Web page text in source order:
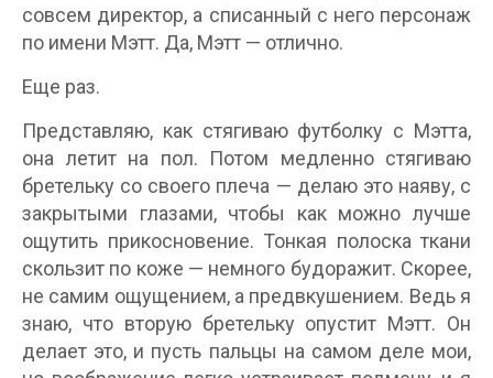
совсем директор, а списанный с него персонаж
по имени Мэтт. Да, Мэтт — отлично.
Еще раз.
Представляю, как стягиваю футболку с Мэтта,
она летит на пол. Потом медленно стягиваю
бретельку со своего плеча — делаю это наяву, с
закрытыми глазами, чтобы как можно лучше
ощутить прикосновение. Тонкая полоска ткани
скользит по коже — немного будоражит. Скорее,
не самим ощущением, а предвкушением. Ведь я
знаю, что вторую бретельку опустит Мэтт. Он
делает это, и пусть пальцы на самом деле мои,